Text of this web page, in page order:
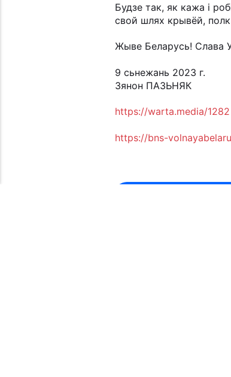
Будзе так, як кажа і
свой шлях крывёй, полк
Жыве Беларусь! Слава
9 сьнежань 2023 г.
Зянон ПАЗЬНЯК
https://warta.media/1282
https://bns-